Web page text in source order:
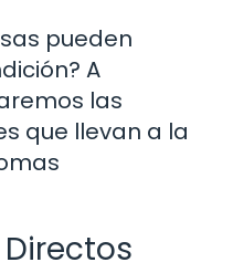
pueden
A
las
que llevan a la